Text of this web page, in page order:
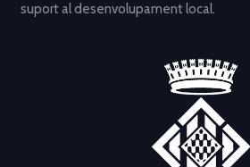
suport al desenvolupament local.